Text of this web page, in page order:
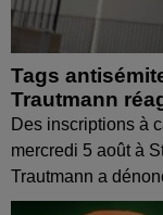
Tags
Trautmann
Des inscriptions à
mercredi 5 août à
Trautmann a